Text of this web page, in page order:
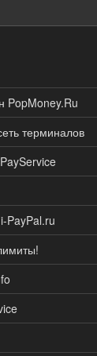
PopMoney.Ru
терминалов
PayPal.ru